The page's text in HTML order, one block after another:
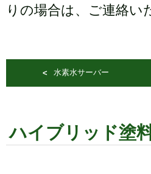
りの場合は、ご連絡
水素水サーバー
ハイブリッド塗